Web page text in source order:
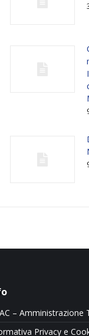
– Amministrazione
Privacy e